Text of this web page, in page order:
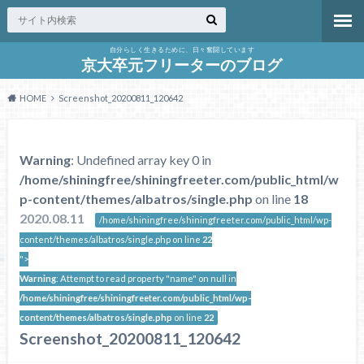
自分らしく生きるために、日々奮闘しています
京大卒元フリーターのブログ
HOME Screenshot_20200811_120642
Warning: Undefined array key 0 in
/home/shiningfree/shiningfreeter.com/public_html/w
p-content/themes/albatros/single.php on line 18
2020.08.11
/home/shiningfree/shiningfreeter.com/public_html/wp-
content/themes/albatros/single.php on line 22
">
Warning: Attempt to read property "name" on null in
/home/shiningfree/shiningfreeter.com/public_html/wp-
content/themes/albatros/single.php on line 22
Screenshot_20200811_120642